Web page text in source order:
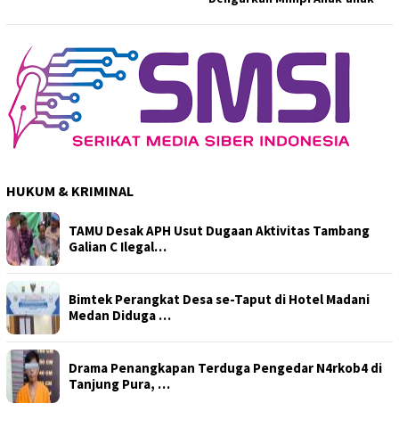
HUKUM & KRIMINAL
TAMU Desak APH Usut Dugaan Aktivitas Tambang
Galian C Ilegal…
Bimtek Perangkat Desa se-Taput di Hotel Madani
Medan Diduga …
Drama Penangkapan Terduga Pengedar N4rkob4 di
Tanjung Pura, …